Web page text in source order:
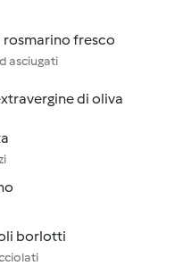
fresco
asciugati
di oliva
borlotti